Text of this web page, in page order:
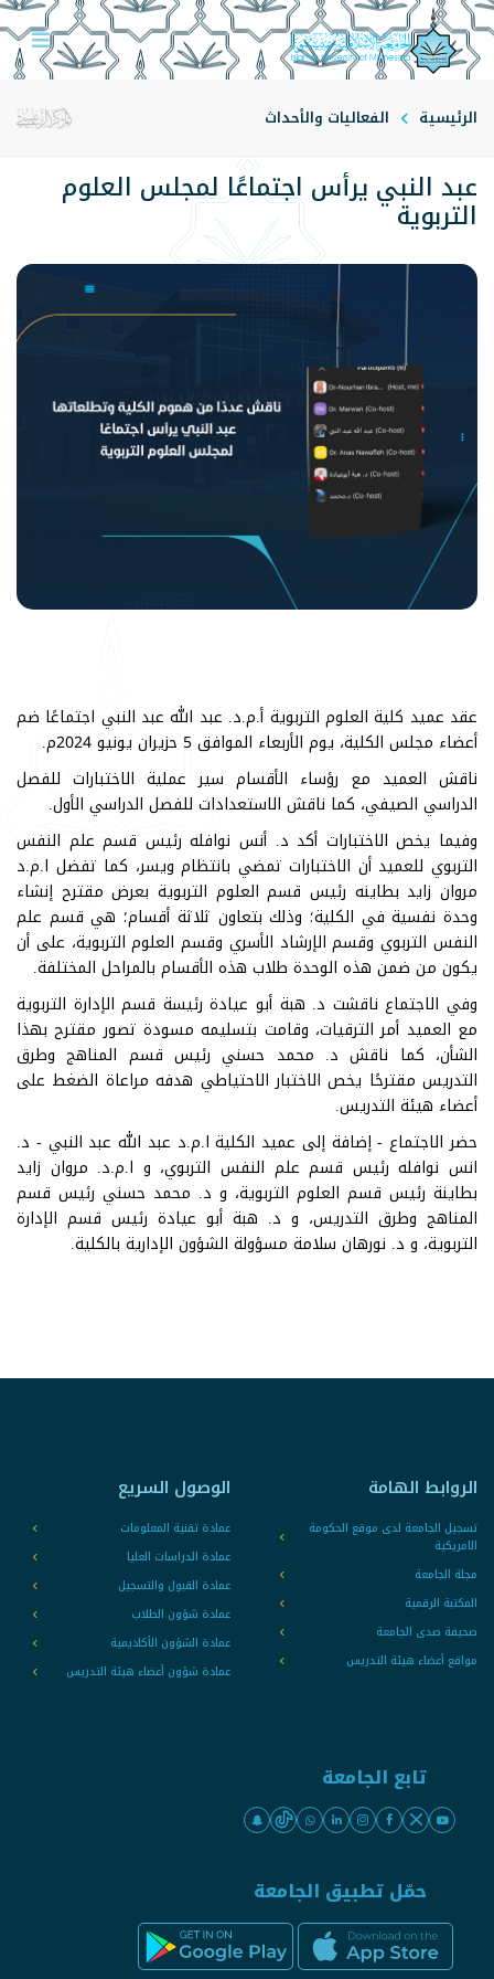
الرئيسية الفعاليات والأحداث
عبد النبي يرأس اجتماعًا لمجلس العلوم
التربوية
عقد عميد كلية العلوم التربوية أ.م.د. عبد الله عبد النبي اجتماعًا ضم
أعضاء مجلس الكلية، يوم الأربعاء الموافق 5 حزيران يونيو 2024م.
ناقش العميد مع رؤساء الأقسام سير عملية الاختبارات للفصل
الدراسي الصيفي، كما ناقش الاستعدادات للفصل الدراسي الأول.
وفيما يخص الاختبارات أكد د. أنس نوافله رئيس قسم علم النفس
التربوي للعميد أن الاختبارات تمضي بانتظام ويسر، كما تفضل ا.م.د
مروان زايد بطاينه رئيس قسم العلوم التربوية بعرض مقترح إنشاء
وحدة نفسية في الكلية؛ وذلك بتعاون ثلاثة أقسام؛ هي قسم علم
النفس التربوي وقسم الإرشاد الأسري وقسم العلوم التربوية، على أن
يكون من ضمن هذه الوحدة طلاب هذه الأقسام بالمراحل المختلفة.
وفي الاجتماع ناقشت د. هبة أبو عيادة رئيسة قسم الإدارة التربوية
مع العميد أمر الترقيات، وقامت بتسليمه مسودة تصور مقترح بهذا
الشأن، كما ناقش د. محمد حسني رئيس قسم المناهج وطرق
التدريس مقترحًا يخص الاختبار الاحتياطي هدفه مراعاة الضغط على
أعضاء هيئة التدريس.
حضر الاجتماع - إضافة إلى عميد الكلية ا.م.د عبد الله عبد النبي - د.
انس نوافله رئيس قسم علم النفس التربوي، و ا.م.د. مروان زايد
بطاينة رئيس قسم العلوم التربوية، و د. محمد حسني رئيس قسم
المناهج وطرق التدريس، و د. هبة أبو عيادة رئيس قسم الإدارة
التربوية، و د. نورهان سلامة مسؤولة الشؤون الإدارية بالكلية.
الروابط الهامة
تسجيل الجامعة لدى موقع الحكومة
الامريكية
مجلة الجامعة
المكتبة الرقمية
صحيفة صدى الجامعة
مواقع أعضاء هيئة التدريس
الوصول السريع
عمادة تقنية المعلومات
عمادة الدراسات العليا
عمادة القبول والتسجيل
عمادة شؤون الطلاب
عمادة الشؤون الأكاديمية
عمادة شؤون أعضاء هيئة التدريس
تابع الجامعة
حمّل تطبيق الجامعة